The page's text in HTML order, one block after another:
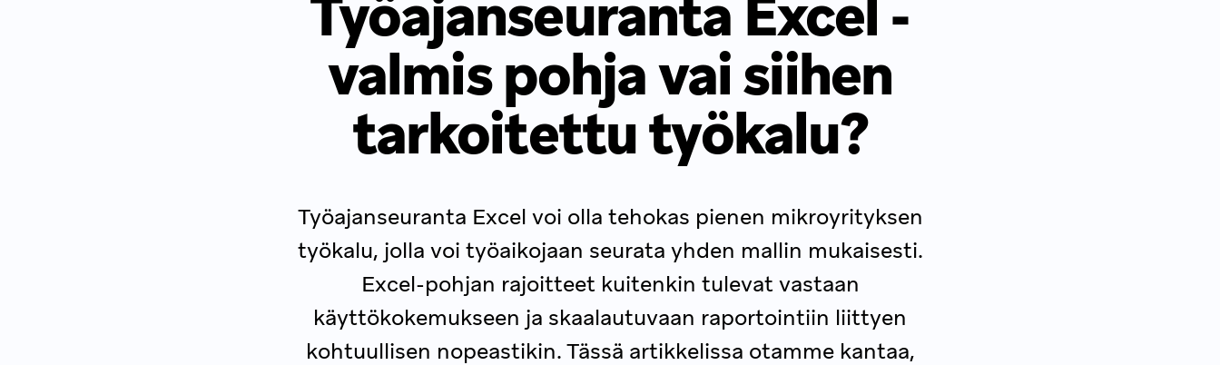
Työajanseuranta Excel -
valmis pohja vai siihen
tarkoitettu työkalu?
Työajanseuranta Excel voi olla tehokas pienen mikroyrityksen
työkalu, jolla voi työaikojaan seurata yhden mallin mukaisesti.
Excel-pohjan rajoitteet kuitenkin tulevat vastaan
käyttökokemukseen ja skaalautuvaan raportointiin liittyen
kohtuullisen nopeastikin. Tässä artikkelissa otamme kantaa,